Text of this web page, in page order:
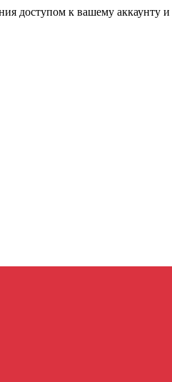
доступом к вашему аккаунту